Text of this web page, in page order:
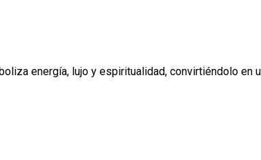
energía, lujo y espiritualidad, convirtiéndolo en